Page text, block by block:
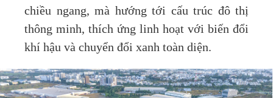
chiều ngang, mà hướng tới cấu trúc đô thị
thông minh, thích ứng linh hoạt với biến đổi
khí hậu và chuyển đổi xanh toàn diện.